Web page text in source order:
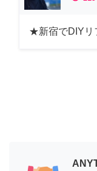
★新宿でDIYリ